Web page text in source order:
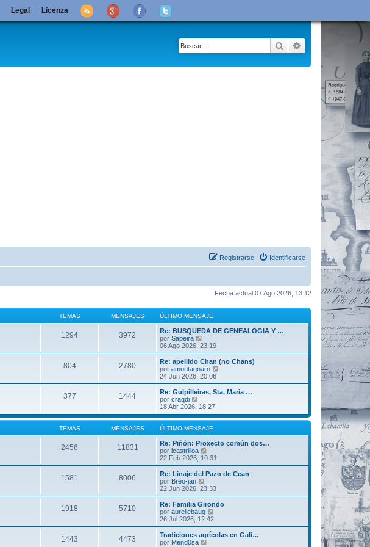
Buscar Búsqueda
Identificarse
Registrarse
Fecha actual 07 Ago 2026, 13:12
TEMAS MENSAJES ÚLTIMO MENSAJE
1294 3972
Re: BUSQUEDA DE GENEALOGIA Y …
por Sapeira
e
r
ú
l
t
o
m
e
n
s
a
e
06 Ago 2026, 23:19
804 2780
Re: apellido Chan (no Chans)
por amontagnaro
r
ú
m
m
e
e
24 Jun 2026, 20:06
377 1444
Re: Gulpilleiras, Sta. Maria …
por craqdi
e
r
ú
l
t
i
m
o
m
e
n
s
j
e
18 Abr 2026, 18:27
TEMAS MENSAJES ÚLTIMO MENSAJE
2456 11831
Re: Piñón: Proxecto común dos…
por lcastrilloa
e
r
ú
t
o
m
e
n
s
22 Feb 2026, 10:31
1581 8006
Re: Linaje del Pazo de Cean
por Breo-jan
e
r
ú
l
t
m
o
22 Jun 2026, 23:33
1918 5710
Re: Familia Girondo
por aureliebauq
r
ú
26 Jul 2026, 12:42
1443 4473
Tradiciones agrícolas en Gali…
por Mend0sa
Legal Licenza